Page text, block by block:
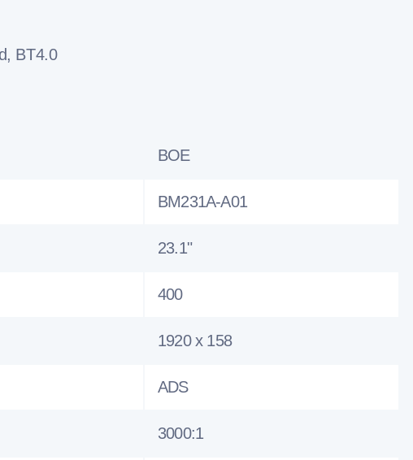
BT4.0
BOE
BM231A-A01
23.1"
400
1920 x 158
ADS
3000:1